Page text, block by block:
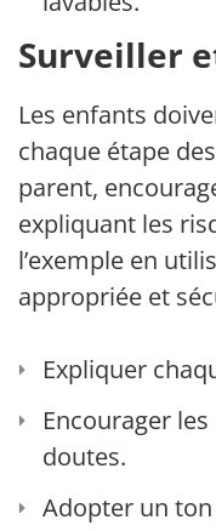
Surveiller
Les enfants
chaque étape
parent,
expliquant les
l’exemple en
appropriée et
Expliquer
Encourager
doutes.
Adopter un